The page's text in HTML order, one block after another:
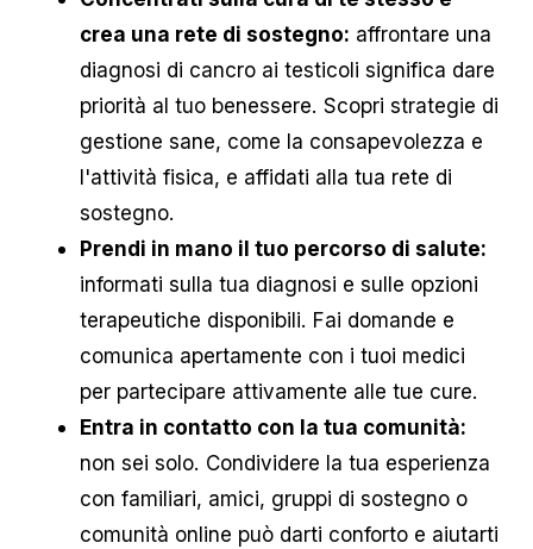
crea una rete di sostegno: affrontare una
diagnosi di cancro ai testicoli significa dare
priorità al tuo benessere. Scopri strategie di
gestione sane, come la consapevolezza e
l'attività fisica, e affidati alla tua rete di
sostegno.
Prendi in mano il tuo percorso di salute:
informati sulla tua diagnosi e sulle opzioni
terapeutiche disponibili. Fai domande e
comunica apertamente con i tuoi medici
per partecipare attivamente alle tue cure.
Entra in contatto con la tua comunità:
non sei solo. Condividere la tua esperienza
con familiari, amici, gruppi di sostegno o
comunità online può darti conforto e aiutarti